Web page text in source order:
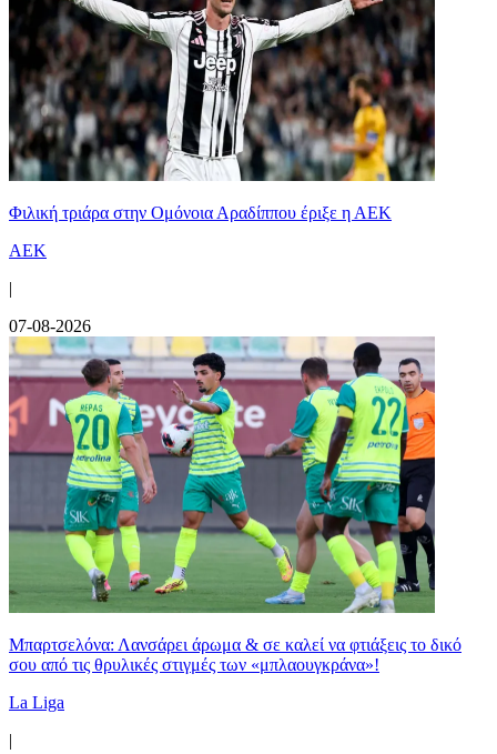
Φιλική τριάρα στην Ομόνοια Αραδίππου έριξε η ΑΕΚ
ΑΕΚ
|
07-08-2026
Μπαρτσελόνα: Λανσάρει άρωμα & σε καλεί να φτιάξεις το δικό
σου από τις θρυλικές στιγμές των «μπλαουγκράνα»!
La Liga
|